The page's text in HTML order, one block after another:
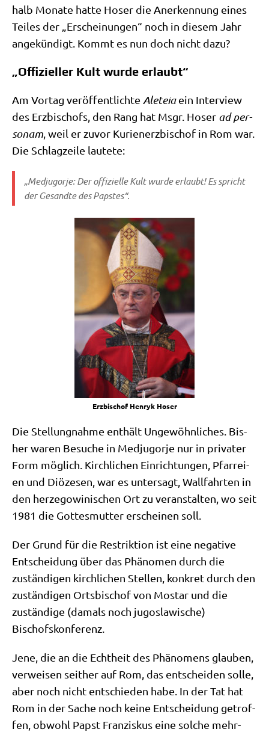
halb Mona­te hat­te Hoser die Aner­ken­nung eines
Tei­les der „Erschei­nun­gen“ noch in die­sem Jahr
ange­kün­digt. Kommt es nun doch nicht dazu?
„Offizieller Kult wurde erlaubt“
Am Vor­tag ver­öf­fent­lich­te Ale­teiaein Inter­view
des Erz­bi­schofs, den Rang hat Msgr. Hoser ad per­
so­nam, weil er zuvor Kuri­en­erz­bi­schof in Rom war.
Die Schlag­zei­le lautete:
„Med­jug­or­je: Der offi­zi­el­le Kult wur­de erlaubt! Es spricht
der Gesand­te des Papstes“.
Erz­bi­schof Hen­ryk Hoser
Die Stel­lung­nah­me ent­hält Unge­wöhn­li­ches. Bis­
her waren Besu­che in Med­jug­or­je nur in pri­va­ter
Form mög­lich. Kirch­li­chen Ein­rich­tun­gen, Pfar­rei­
en und Diö­ze­sen, war es unter­sagt, Wall­fahr­ten in
den her­ze­go­wi­ni­schen Ort zu ver­an­stal­ten, wo seit
1981 die Got­tes­mut­ter erschei­nen soll.
Der Grund für die Restrik­ti­on ist eine nega­ti­ve
Ent­schei­dung über das Phä­no­men durch die
zustän­di­gen kirch­li­chen Stel­len, kon­kret durch den
zustän­di­gen Orts­bi­schof von Mostar und die
zustän­di­ge (damals noch jugo­sla­wi­sche)
Bischofskonferenz.
Jene, die an die Echt­heit des Phä­no­mens glau­ben,
ver­wei­sen seit­her auf Rom, das ent­schei­den sol­le,
aber noch nicht ent­schie­den habe. In der Tat hat
Rom in der Sache noch kei­ne Ent­schei­dung getrof­
fen, obwohl Papst Fran­zis­kus eine sol­che mehr­